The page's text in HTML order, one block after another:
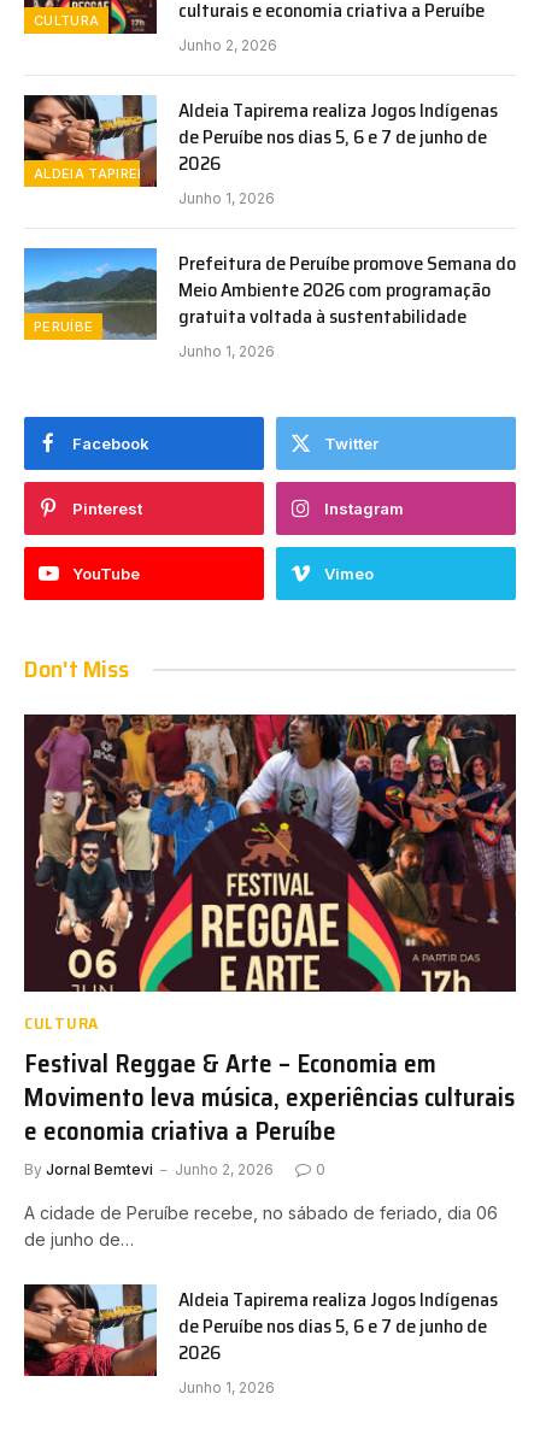
CULTURA
culturais e economia criativa a Peruíbe
Junho 2, 2026
ALDEIA TAPIREMA
Aldeia Tapirema realiza Jogos Indígenas
de Peruíbe nos dias 5, 6 e 7 de junho de
2026
Junho 1, 2026
PERUÍBE
Prefeitura de Peruíbe promove Semana do
Meio Ambiente 2026 com programação
gratuita voltada à sustentabilidade
Junho 1, 2026
Facebook Twitter
Pinterest Instagram
YouTube Vimeo
Don't Miss
CULTURA
Festival Reggae & Arte – Economia em
Movimento leva música, experiências culturais
e economia criativa a Peruíbe
By Jornal Bemtevi Junho 2, 2026 0
A cidade de Peruíbe recebe, no sábado de feriado, dia 06
de junho de…
Aldeia Tapirema realiza Jogos Indígenas
de Peruíbe nos dias 5, 6 e 7 de junho de
2026
Junho 1, 2026